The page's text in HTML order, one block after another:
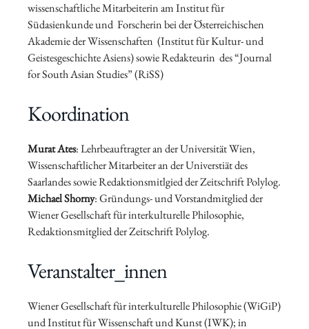
wissenschaftliche Mitarbeiterin am Institut für
Südasienkunde und Forscherin bei der Öster­reichi­schen
Aka­demie der Wissen­schaften (Institut für Kultur- und
Geistes­geschichte Asiens) sowie Redakteurin des “Journal
for South Asian Studies” (RiSS)
Koordination
Murat Ates: Lehrbeauftragter an der Universität Wien,
Wissenschaftlicher Mitarbeiter an der Universtiät des
Saarlandes sowie Redaktionsmitlgied der Zeitschrift Polylog.
Michael Shorny: Gründungs- und Vorstandmitglied der
Wiener Gesellschaft für interkulturelle Philosophie,
Redaktionsmitglied der Zeitschrift Polylog.
Veranstalter_innen
Wiener Gesellschaft für interkulturelle Philosophie (WiGiP)
und Institut für Wissenschaft und Kunst (IWK); in